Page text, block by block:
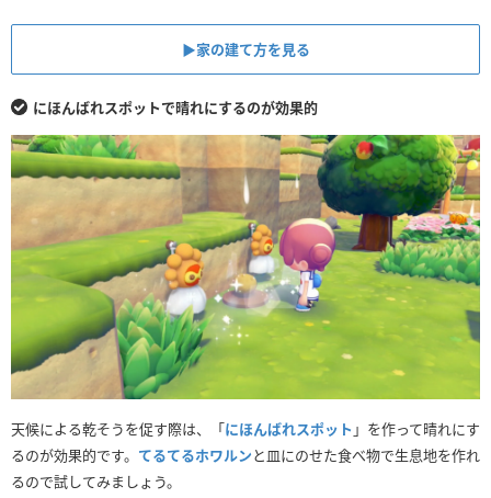
▶︎家の建て方を見る
にほんばれスポットで晴れにするのが効果的
天候による乾そうを促す際は、「にほんばれスポット 」を作って晴れにす
るのが効果的です。 てるてるホワルンと皿にのせた食べ物で生息地を作れ
るので試してみましょう。